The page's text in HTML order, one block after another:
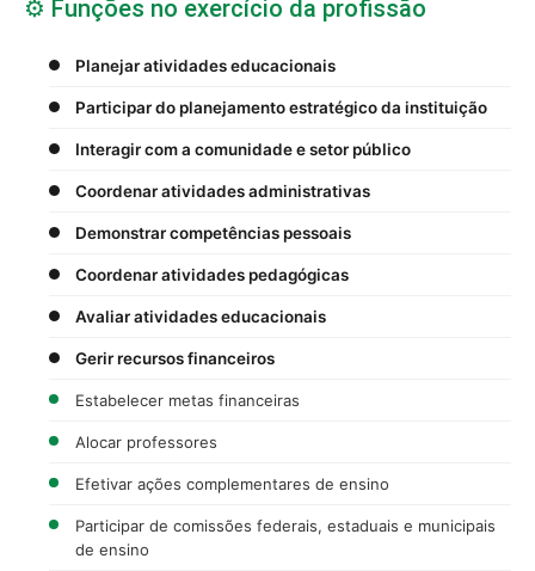
⚙️ Funções no exercício da profissão
Planejar atividades educacionais
Participar do planejamento estratégico da instituição
Interagir com a comunidade e setor público
Coordenar atividades administrativas
Demonstrar competências pessoais
Coordenar atividades pedagógicas
Avaliar atividades educacionais
Gerir recursos financeiros
Estabelecer metas financeiras
Alocar professores
Efetivar ações complementares de ensino
Participar de comissões federais, estaduais e municipais
de ensino